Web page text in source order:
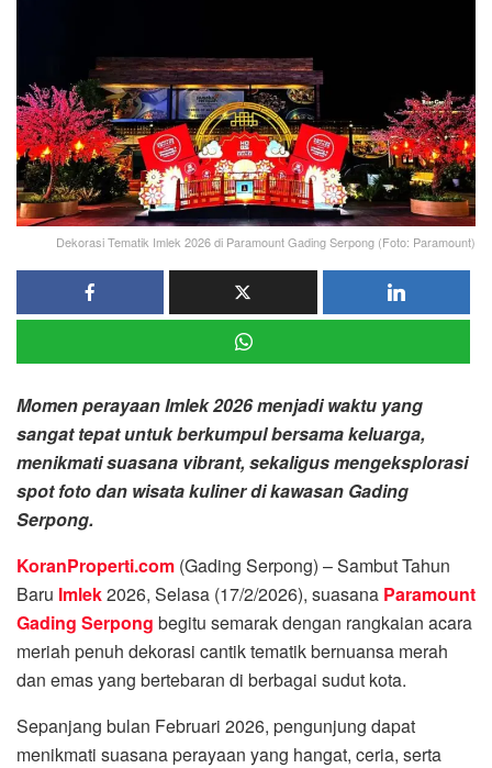
Dekorasi Tematik Imlek 2026 di Paramount Gading Serpong (Foto: Paramount)
Momen perayaan Imlek 2026 menjadi waktu yang
sangat tepat untuk berkumpul bersama keluarga,
menikmati suasana vibrant, sekaligus mengeksplorasi
spot foto dan wisata kuliner di kawasan Gading
Serpong.
KoranProperti.com (Gading Serpong) – Sambut Tahun
Baru Imlek2026, Selasa (17/2/2026), suasana Paramount
Gading Serpong begitu semarak dengan rangkaian acara
meriah penuh dekorasi cantik tematik bernuansa merah
dan emas yang bertebaran di berbagai sudut kota.
Sepanjang bulan Februari 2026, pengunjung dapat
menikmati suasana perayaan yang hangat, ceria, serta